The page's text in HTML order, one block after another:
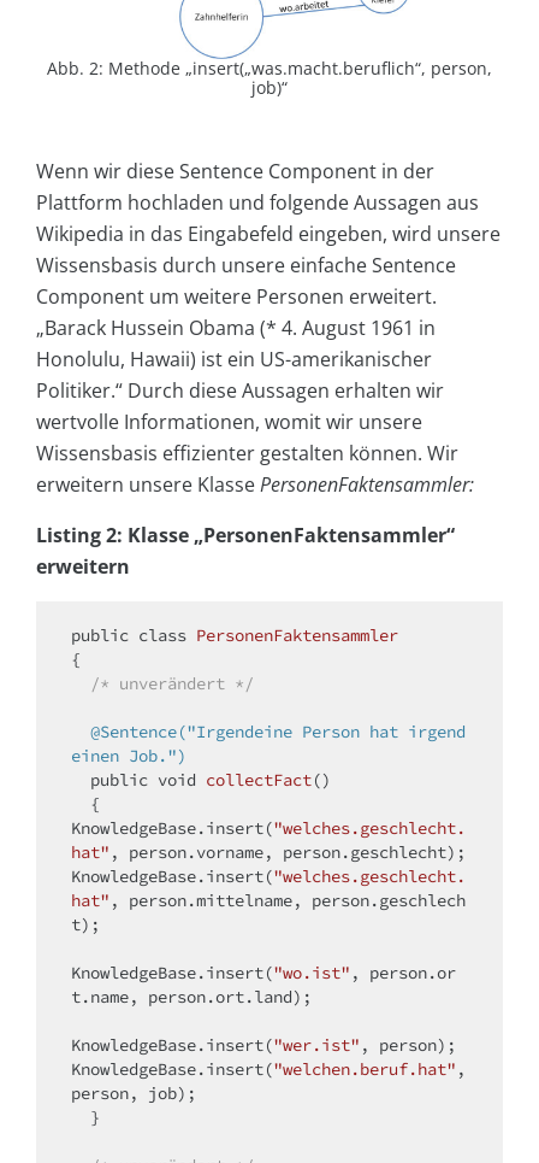
Abb. 2: Methode „insert(„was.macht.beruflich“, person,
job)“
Wenn wir diese Sentence Component in der
Plattform hochladen und folgende Aussagen aus
Wikipedia in das Eingabefeld eingeben, wird unsere
Wissensbasis durch unsere einfache Sentence
Component um weitere Personen erweitert.
„Barack Hussein Obama (* 4. August 1961 in
Honolulu, Hawaii) ist ein US-amerikanischer
Politiker.“ Durch diese Aussagen erhalten wir
wertvolle Informationen, womit wir unsere
Wissensbasis effizienter gestalten können. Wir
erweitern unsere KlassePersonenFaktensammler:
Listing 2: Klasse „PersonenFaktensammler“
erweitern
public class PersonenFaktensammler
{
/* unverändert */
@Sentence("Irgendeine Person hat irgend
einen Job.")
public void collectFact()
{
KnowledgeBase.insert("welches.geschlecht.
hat" , person.vorname, person.geschlecht);
KnowledgeBase.insert("welches.geschlecht.
hat" , person.mittelname, person.geschlech
t);
KnowledgeBase.insert("wo.ist" , person.or
t.name, person.ort.land);
KnowledgeBase.insert("wer.ist" , person);
KnowledgeBase.insert("welchen.beruf.hat" ,
person, job);